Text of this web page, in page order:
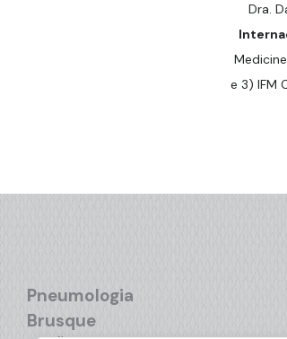
Dra.
e 3) IFM
Pneumologia
Brusque